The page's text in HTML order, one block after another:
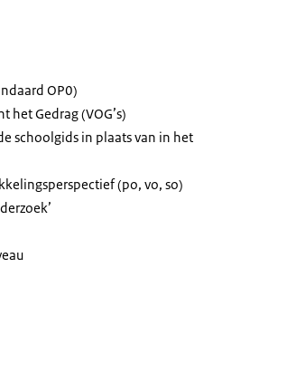
OP0)
Gedrag (VOG’s)
schoolgids in plaats van in het
(po, vo, so)